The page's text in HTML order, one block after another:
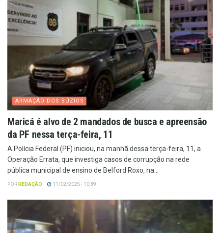
ARMAÇÃO DOS BÚZIOS
Maricá é alvo de 2 mandados de busca e apreensão
da PF nessa terça-feira, 11
A Polícia Federal (PF) iniciou, na manhã dessa terça-feira, 11, a
Operação Errata, que investiga casos de corrupção na rede
pública municipal de ensino de Belford Roxo, na...
POR REDAÇÃO 11/02/2025 - 10:39